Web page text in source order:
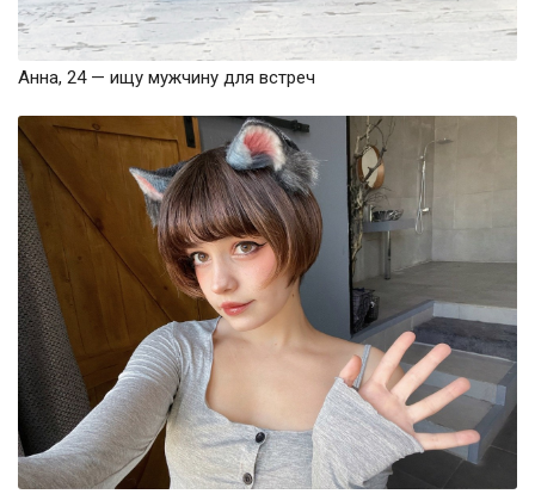
Анна, 24 — ищу мужчину для встреч